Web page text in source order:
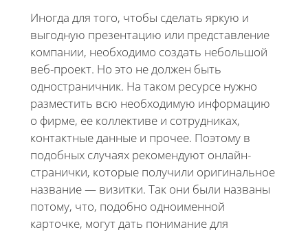
Иногда для того, чтобы сделать яркую и
выгодную презентацию или представление
компании, необходимо создать небольшой
веб-проект. Но это не должен быть
одностраничник. На таком ресурсе нужно
разместить всю необходимую информацию
о фирме, ее коллективе и сотрудниках,
контактные данные и прочее. Поэтому в
подобных случаях рекомендуют онлайн-
странички, которые получили оригинальное
название — визитки. Так они были названы
потому, что, подобно одноименной
карточке, могут дать понимание для